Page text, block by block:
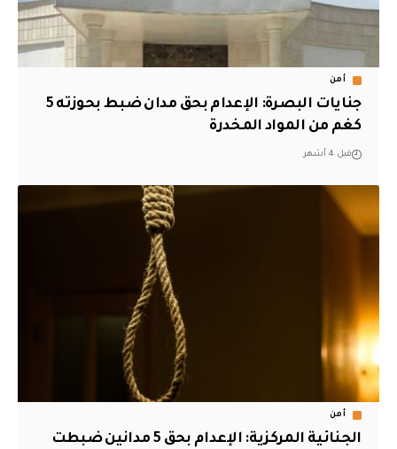
أمن
جنايات البصرة: الإعدام بحق مدان ضبط بحوزته 5
كغم من المواد المخدرة
قبل 4 أشهر
أمن
الجنائية المركزية: الإعدام بحق 5 مدانين ضبطت